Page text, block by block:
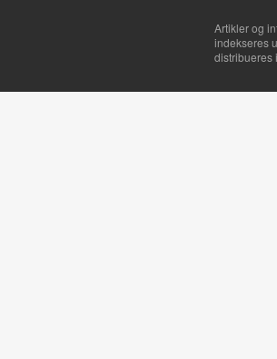
Artikler og
indekseres
distribueres